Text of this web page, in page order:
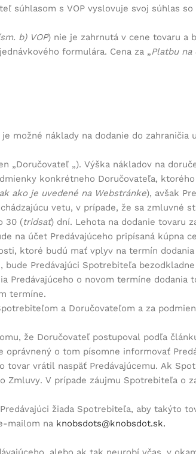
súhlasom s VOP vyslovuje svoj súhlas
b) VOP) nie je zahrnutá v cene tovaru a
formulára. Cena za „Platbu na
možné náklady na dodanie do zahraničia
„Doručovateľ „). Výška nákladov na
konkrétneho Doručovateľa,
ako je uvedené na Webstránke), avšak
vetu, v prípade, že sa zmluvné
30 (tridsať) dní. Lehota na dodanie tovaru
na účet Predávajúceho pripísaná kúpna
ktoré budú mať vplyv na termín
Predávajúci Spotrebiteľa
o novom termíne dodania
termíne.
a Doručovateľom a za
že Doručovateľ postupoval podľa
o tom písomne informovať
tovar vrátil naspäť Predávajúcemu. Ak
Zmluvy. V prípade záujmu Spotrebiteľa o
žiada Spotrebiteľa, aby takýto
mailom na knobsdots@knobsdot.sk.